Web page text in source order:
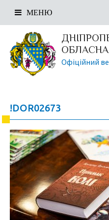
Офіційний
МЕНЮ
!DOR02673